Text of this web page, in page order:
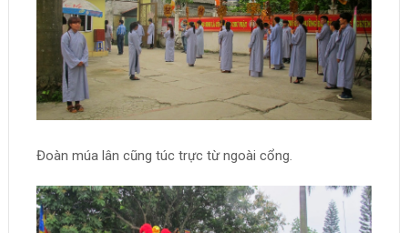
Đoàn múa lân cũng túc trực từ ngoài cổng.